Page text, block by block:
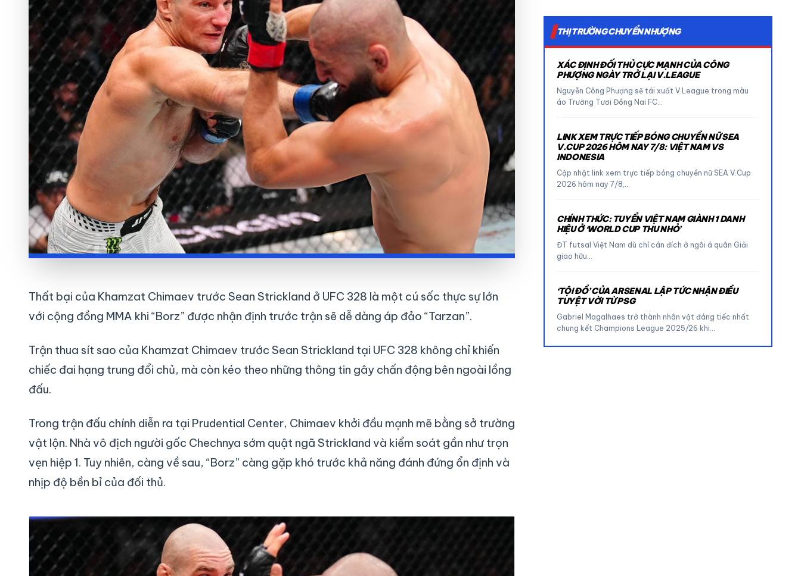
Thất bại của Khamzat Chimaev trước Sean Strickland ở UFC 328 là một cú sốc thực sự lớn
với cộng đồng MMA khi “Borz” được nhận định trước trận sẽ dễ dàng áp đảo “Tarzan”.
Trận thua sít sao của Khamzat Chimaev trước Sean Strickland tại UFC 328 không chỉ khiến
chiếc đai hạng trung đổi chủ, mà còn kéo theo những thông tin gây chấn động bên ngoài lồng
đấu.
Trong trận đấu chính diễn ra tại Prudential Center, Chimaev khởi đầu mạnh mẽ bằng sở trường
vật lộn. Nhà vô địch người gốc Chechnya sớm quật ngã Strickland và kiểm soát gần như trọn
vẹn hiệp 1. Tuy nhiên, càng về sau, “Borz” càng gặp khó trước khả năng đánh đứng ổn định và
nhịp độ bền bỉ của đối thủ.
THỊ TRƯỜNG CHUYỂN NHƯỢNG
XÁC ĐỊNH ĐỐI THỦ CỰC MẠNH CỦA CÔNG
PHƯỢNG NGÀY TRỞ LẠI V.LEAGUE
Nguyễn Công Phượng sẽ tái xuất V.League trong màu
áo Trường Tươi Đồng Nai FC…
LINK XEM TRỰC TIẾP BÓNG CHUYỀN NỮ SEA
V.CUP 2026 HÔM NAY 7/8: VIỆT NAM VS
INDONESIA
Cập nhật link xem trực tiếp bóng chuyền nữ SEA V.Cup
2026 hôm nay 7/8,…
CHÍNH THỨC: TUYỂN VIỆT NAM GIÀNH 1 DANH
HIỆU Ở ‘WORLD CUP THU NHỎ’
ĐT futsal Việt Nam dù chỉ cán đích ở ngôi á quân Giải
giao hữu…
‘TỘI ĐỒ’ CỦA ARSENAL LẬP TỨC NHẬN ĐIỀU
TUYỆT VỜI TỪ PSG
Gabriel Magalhaes trở thành nhân vật đáng tiếc nhất
chung kết Champions League 2025/26 khi…